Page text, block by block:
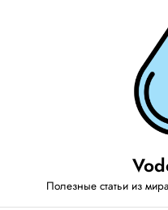
Полезные статьи из